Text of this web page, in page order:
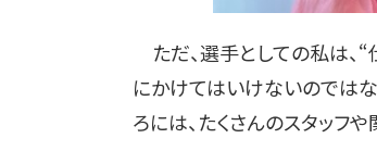
ただ、選手としての私は、
にかけてはいけないのではな
ろには、たくさんのスタッフ